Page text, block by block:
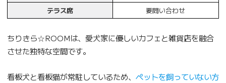
テラス席
要問い合わせ
ちりきら☆ROOMは、愛犬家に優しいカフェと雑貨店を融合
させた独特な空間です。
看板犬と看板猫が常駐しているため、 ペットを飼っていない方